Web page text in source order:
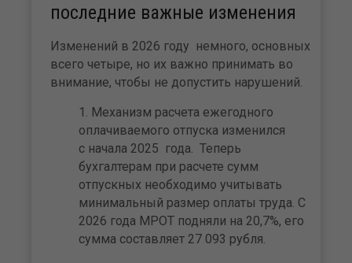
последние важные изменения
Изменений в 2026 году немного, основных
всего четыре, но их важно принимать во
внимание, чтобы не допустить нарушений.
Механизм расчета ежегодного
оплачиваемого отпуска изменился
с начала 2025 года. Теперь
бухгалтерам при расчете сумм
отпускных необходимо учитывать
минимальный размер оплаты труда. С
2026 года МРОТ подняли на 20,7%, его
сумма составляет 27 093 рубля.